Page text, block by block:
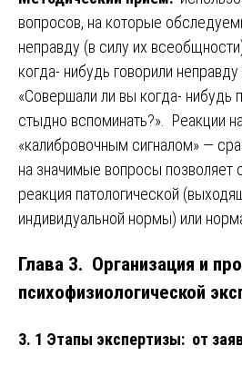
вопросов, на которые
неправду (в силу их
когда- нибудь говорили
«Совершали ли вы когда- нибудь
стыдно вспоминать?». Реакции
«калибровочным сигналом» —
на значимые вопросы позволяет
реакция патологической
индивидуальной нормы) или
Глава 3. Организация и
психофизиологической
3. 1 Этапы экспертизы: от